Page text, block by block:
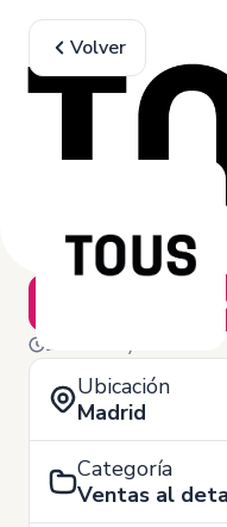
Volver
27 de Mayo
Ubicación
Madrid
Categoría
Ventas al